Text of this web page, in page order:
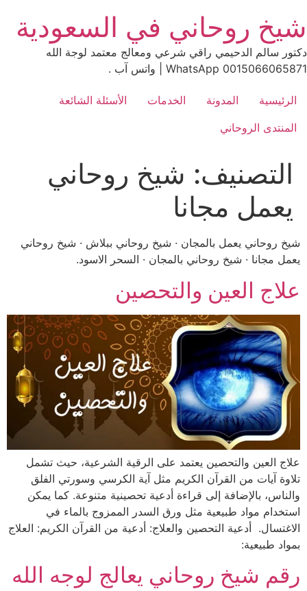
to
content
شيخ روحاني في السعودية
دكتور سالم الدحيمي راقي شرعي ومعالج معتمد لوجة الله
0015066065871 WhatsApp | واتس آب .
الرئيسية المدونة الخدمات
الأسئلة الشائعة
المنتدى الروحاني
التصنيف: شيخ روحاني
يعمل مجانا
شيخ روحاني يعمل بالمجان · شيخ روحاني ببلاش · شيخ روحاني
يعمل مجانا · شيخ روحاني بالمجان · السحر الاسود.
علاج العين والتحصين
علاج العين والتحصين يعتمد على الرقية الشرعية، حيث تشمل
تلاوة آيات من القرآن الكريم مثل آية الكرسي وسورتي الفلق
والناس، بالإضافة إلى قراءة أدعية تحصينية متنوعة. كما يمكن
استخدام مواد طبيعية مثل ورق السدر الممزوج بالماء في
الاغتسال. أدعية التحصين والعلاج: أدعية من القرآن الكريم: العلاج
بمواد طبيعية:
رقم شيخ روحاني يعالج لوجه الله